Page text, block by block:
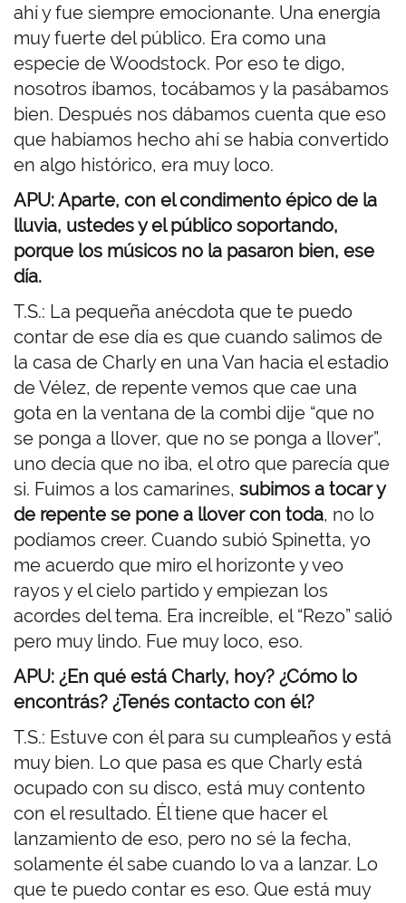
ahí y fue siempre emocionante. Una energía
muy fuerte del público. Era como una
especie de Woodstock. Por eso te digo,
nosotros íbamos, tocábamos y la pasábamos
bien. Después nos dábamos cuenta que eso
que habíamos hecho ahí se había convertido
en algo histórico, era muy loco.
APU: Aparte, con el condimento épico de la
lluvia, ustedes y el público soportando,
porque los músicos no la pasaron bien, ese
día.
T.S.: La pequeña anécdota que te puedo
contar de ese día es que cuando salimos de
la casa de Charly en una Van hacia el estadio
de Vélez, de repente vemos que cae una
gota en la ventana de la combi dije “que no
se ponga a llover, que no se ponga a llover”,
uno decía que no iba, el otro que parecía que
si. Fuimos a los camarines, subimos a tocar y
de repente se pone a llover con toda, no lo
podíamos creer. Cuando subió Spinetta, yo
me acuerdo que miro el horizonte y veo
rayos y el cielo partido y empiezan los
acordes del tema. Era increíble, el “Rezo” salió
pero muy lindo. Fue muy loco, eso.
APU: ¿En qué está Charly, hoy? ¿Cómo lo
encontrás? ¿Tenés contacto con él?
T.S.: Estuve con él para su cumpleaños y está
muy bien. Lo que pasa es que Charly está
ocupado con su disco, está muy contento
con el resultado. Él tiene que hacer el
lanzamiento de eso, pero no sé la fecha,
solamente él sabe cuando lo va a lanzar. Lo
que te puedo contar es eso. Que está muy